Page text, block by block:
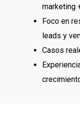
marketing
Foco en
leads y
Casos